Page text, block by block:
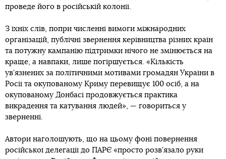
проведе його в російській колонії.
З їхніх слів, попри численні вимоги міжнародних
організацій, публічні звернення керівництва різних країн
та потужну кампанію підтримки нічого не змінюється на
краще, а навпаки, лише погіршується. «Кількість
ув’язнених за політичними мотивами громадян України в
Росії та окупованому Криму перевищує 100 осіб, а на
окупованому Донбасі продовжується практика
викрадення та катування людей», — говориться у
зверненні.
Автори наголошують, що на цьому фоні повернення
російської делегації до ПАРЄ «просто розв’язало руки